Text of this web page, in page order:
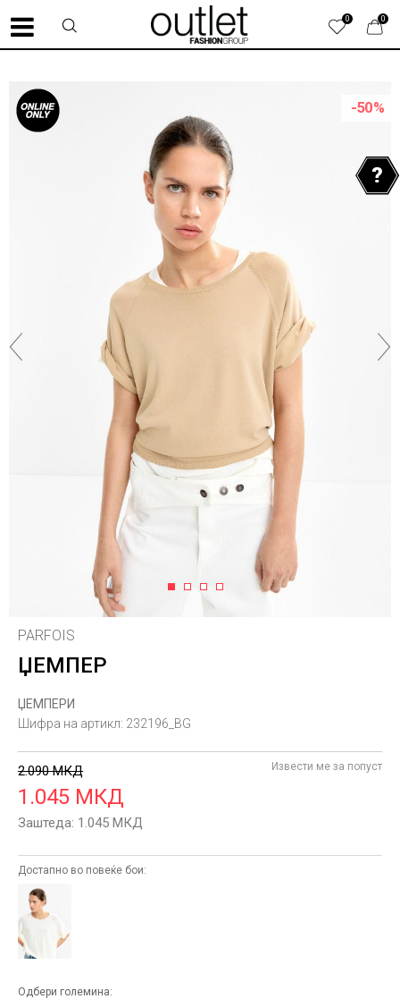
0
0
1 2 3 4
-50%
PARFOIS
ЏЕМПЕР
ЏЕМПЕРИ
Шифра на артикл: 232196_BG
2.090 МКД
1.045 МКД
Заштеда: 1.045 МКД
Извести ме за попуст
Достапно во повеќе бои:
Одбери големина: